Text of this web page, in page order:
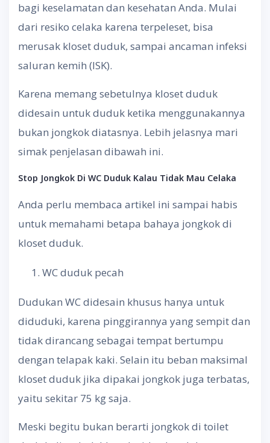
bagi keselamatan dan kesehatan Anda. Mulai
dari resiko celaka karena terpeleset, bisa
merusak kloset duduk, sampai ancaman infeksi
saluran kemih (ISK).
Karena memang sebetulnya kloset duduk
didesain untuk duduk ketika menggunakannya
bukan jongkok diatasnya. Lebih jelasnya mari
simak penjelasan dibawah ini.
Stop Jongkok Di WC Duduk Kalau Tidak Mau Celaka
Anda perlu membaca artikel ini sampai habis
untuk memahami betapa bahaya jongkok di
kloset duduk.
WC duduk pecah
Dudukan WC didesain khusus hanya untuk
diduduki, karena pinggirannya yang sempit dan
tidak dirancang sebagai tempat bertumpu
dengan telapak kaki. Selain itu beban maksimal
kloset duduk jika dipakai jongkok juga terbatas,
yaitu sekitar 75 kg saja.
Meski begitu bukan berarti jongkok di toilet